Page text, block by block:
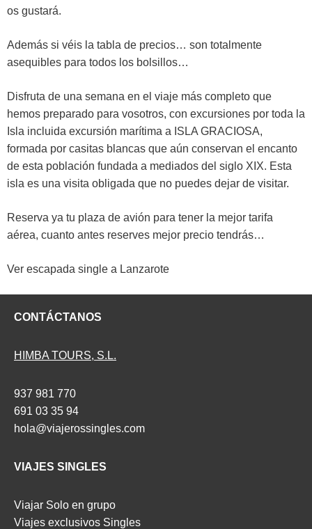
os gustará.
Además si véis la tabla de precios… son totalmente
asequibles para todos los bolsillos…
Disfruta de una semana en el viaje más completo que
hemos preparado para vosotros, con excursiones por toda la
Isla incluida excursión marítima a ISLA GRACIOSA,
formada por casitas blancas que aún conservan el encanto
de esta población fundada a mediados del siglo XIX. Esta
isla es una visita obligada que no puedes dejar de visitar.
Reserva ya tu plaza de avión para tener la mejor tarifa
aérea, cuanto antes reserves mejor precio tendrás…
Ver escapada single a Lanzarote
CONTÁCTANOS
HIMBA TOURS, S.L.
937 981 770
691 03 35 94
hola@viajerossingles.com
VIAJES SINGLES
Viajar Solo en grupo
Viajes exclusivos Singles